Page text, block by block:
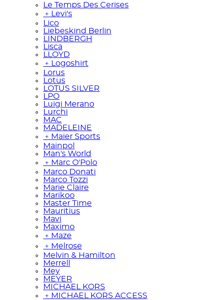
Le Temps Des Cerises
﹢
Levi's
Lico
Liebeskind Berlin
LINDBERGH
Lisca
LLOYD
﹢
Logoshirt
Lorus
Lotus
LOTUS SILVER
LPO
Luigi Merano
Lurchi
MAC
MADELEINE
﹢ Maier Sports
Mainpol
Man's World
﹢ Marc O'Polo
Marco Donati
Marco Tozzi
Marie Claire
Marikoo
Master Time
Mauritius
Mavi
Maximo
﹢ Maze
﹢ Melrose
Melvin & Hamilton
Merrell
Mey
MEYER
MICHAEL KORS
﹢ MICHAEL KORS ACCESS